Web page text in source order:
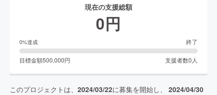
現在の支援総額
0円
0%達成 終了
目標金額500,000円 支援者数0人
このプロジェクトは、 2024/03/22に募集を開始し、 2024/04/30